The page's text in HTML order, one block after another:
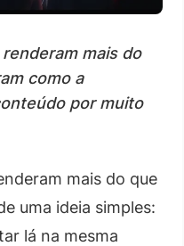
mais do
como a
por muito
mais do que
uma ideia simples:
lá na mesma